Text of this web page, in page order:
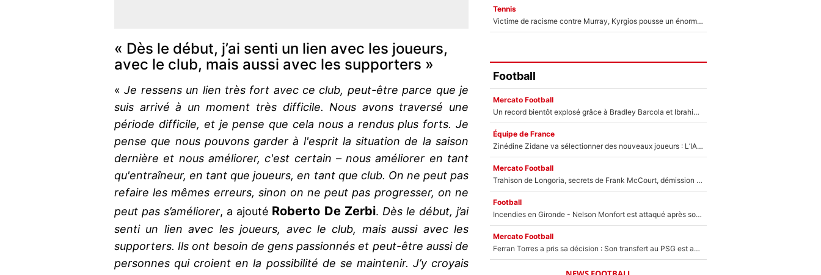
« Dès le début, j’ai senti un lien avec les joueurs,
avec le club, mais aussi avec les supporters »
«Je ressens un lien très fort avec ce club, peut-être parce que je
suis arrivé à un moment très difficile. Nous avons traversé une
période difficile, et je pense que cela nous a rendus plus forts. Je
pense que nous pouvons garder à l'esprit la situation de la saison
dernière et nous améliorer, c'est certain – nous améliorer en tant
qu'entraîneur, en tant que joueurs, en tant que club. On ne peut pas
refaire les mêmes erreurs, sinon on ne peut pas progresser, on ne
peut pas s’améliorer, a ajouté Roberto De Zerbi. Dès le début, j’ai
senti un lien avec les joueurs, avec le club, mais aussi avec les
supporters. Ils ont besoin de gens passionnés et peut-être aussi de
personnes qui croient en la possibilité de se maintenir. J’y croyais
Tennis
Victime de racisme contre Murray, Kyrgios pousse un énorme coup de gueule !
Football
Mercato Football
Un record bientôt explosé grâce à Bradley Barcola et Ibrahim Mbaye : Le PSG sur le point de réaliser un mercato historique ?
Équipe de France
Zinédine Zidane va sélectionner des nouveaux joueurs : L’IA dévoile les 5 cracks qui pourraient rapidement le rejoindre en équipe de France !
Mercato Football
Trahison de Longoria, secrets de Frank McCourt, démission de Roberto De Zerbi : Medhi Benatia se lâche sur son départ de l'OM et fait d'importantes révélations
Football
Incendies en Gironde - Nelson Monfort est attaqué après son dérapage sur CNews : «Et lui, il prend combien pour parler dans un studio climatisé?»
Mercato Football
Ferran Torres a pris sa décision : Son transfert au PSG est annoncé en Espagne !